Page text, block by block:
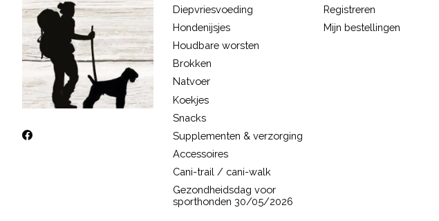
Diepvriesvoeding
Hondenijsjes
Houdbare worsten
Brokken
Natvoer
Koekjes
Snacks
Supplementen & verzorging
Accessoires
Cani-trail / cani-walk
Gezondheidsdag voor
sporthonden 30/05/2026
Registreren
Mijn bestellingen